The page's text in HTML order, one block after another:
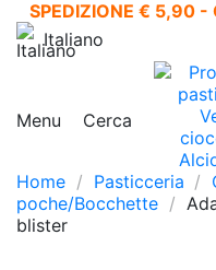
SPEDIZIONE € 5,90 -
Italiano
Menu Cerca
Home Pasticceria
poche/Bocchette
blister